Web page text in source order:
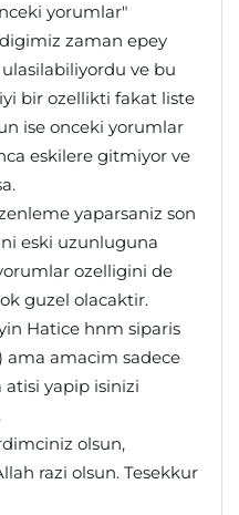
yorumlar"
zaman epey
ve bu
bir ozellikti fakat liste
ise onceki yorumlar
eskilere gitmiyor ve
yaparsaniz son
eski uzunluguna
ozelligini de
guzel olacaktir.
Hatice hnm siparis
ama amacim sadece
yapip isinizi
olsun,
razi olsun. Tesekkur